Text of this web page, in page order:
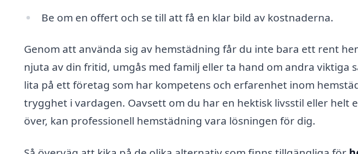
Be om en offert och se till att få en klar bild av kostnaderna.
Genom att använda sig av hemstädning får du inte bara ett rent
njuta av din fritid, umgås med familj eller ta hand om andra viktiga
lita på ett företag som har kompetens och erfarenhet inom
trygghet i vardagen. Oavsett om du har en hektisk livsstil eller helt
över, kan professionell hemstädning vara lösningen för dig.